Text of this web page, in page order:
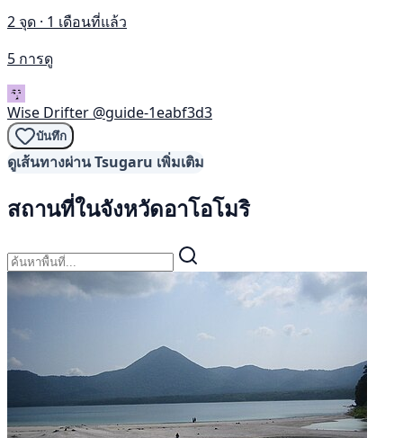
2 จุด · 1 เดือนที่แล้ว
5 การดู
Wise Drifter @guide-1eabf3d3
บันทึก
ดูเส้นทางผ่าน Tsugaru เพิ่มเติม
สถานที่ในจังหวัดอาโอโมริ